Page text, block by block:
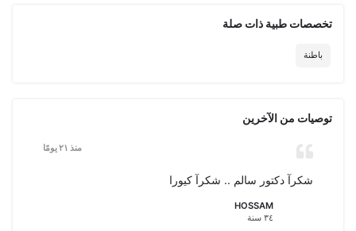
تخصصات طبیة ذات صلة
باطنة
توصيات من الآخرين
منذ ٢١ يومًا
شكرآ دكتور سالم .. شكرآ كيورا
HOSSAM
٣٤ سنة